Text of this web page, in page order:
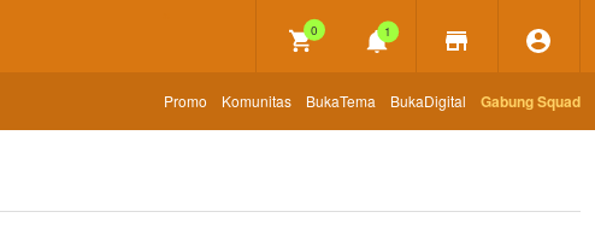
0 1
Promo Komunitas BukaTema BukaDigital Gabung Squad